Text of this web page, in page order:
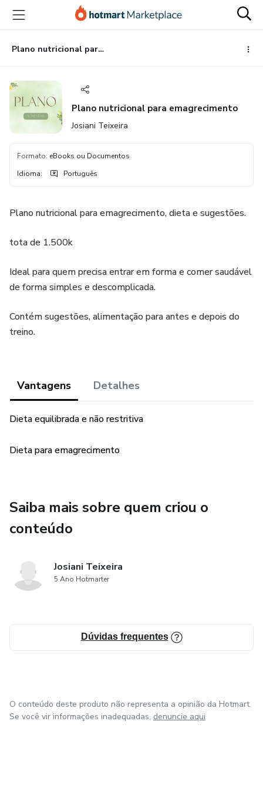
para
conteúdo
principal
para
pagamento
para
rodapé
Plano nutricional para emagrecimento
Plano nutricional para emagrecimento
Josiani Teixeira
Formato: eBooks ou Documentos
Idioma: Português
Plano nutricional para emagrecimento, dieta e sugestões.
tota de 1.500k
Ideal para quem precisa entrar em forma e comer saudável
de forma simples e descomplicada.
Contém sugestões, alimentação para antes e depois do
treino.
Vantagens Detalhes
Dieta equilibrada e não restritiva
Dieta para emagrecimento
Saiba mais sobre quem criou o
conteúdo
Josiani Teixeira
5 Ano Hotmarter
Dúvidas frequentes
O conteúdo deste produto não representa a opinião da Hotmart.
Se você vir informações inadequadas, denuncie aqui